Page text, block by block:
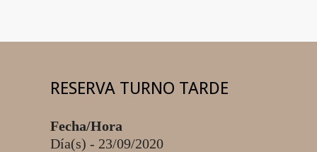
RESERVA TURNO TARDE
Fecha/Hora
Día(s) - 23/09/2020